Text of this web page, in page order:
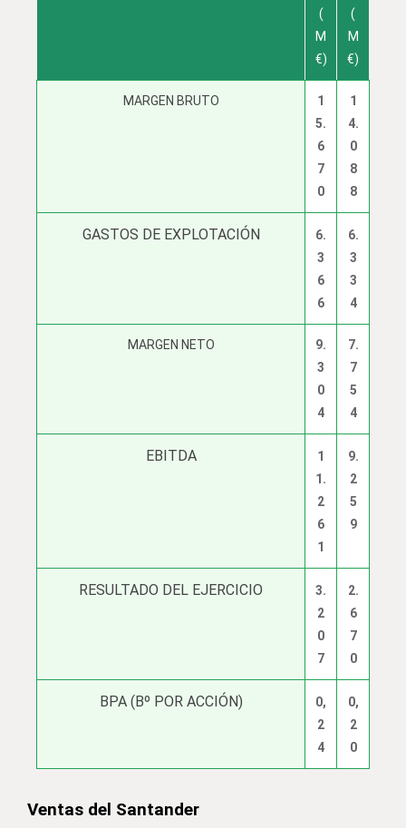
(
M
€)
(
M
€)
MARGEN BRUTO
1
5.
6
7
0
1
4.
0
8
8
GASTOS DE EXPLOTACIÓN
6.
3
6
6
6.
3
3
4
MARGEN NETO
9.
3
0
4
7.
7
5
4
EBITDA
1
1.
2
6
1
9.
2
5
9
RESULTADO DEL EJERCICIO
3.
2
0
7
2.
6
7
0
BPA (Bº POR ACCIÓN)
0,
2
4
0,
2
0
Ventas del Santander